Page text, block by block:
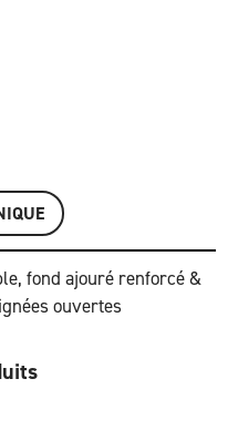
fond ajouré renforcé &
ouvertes